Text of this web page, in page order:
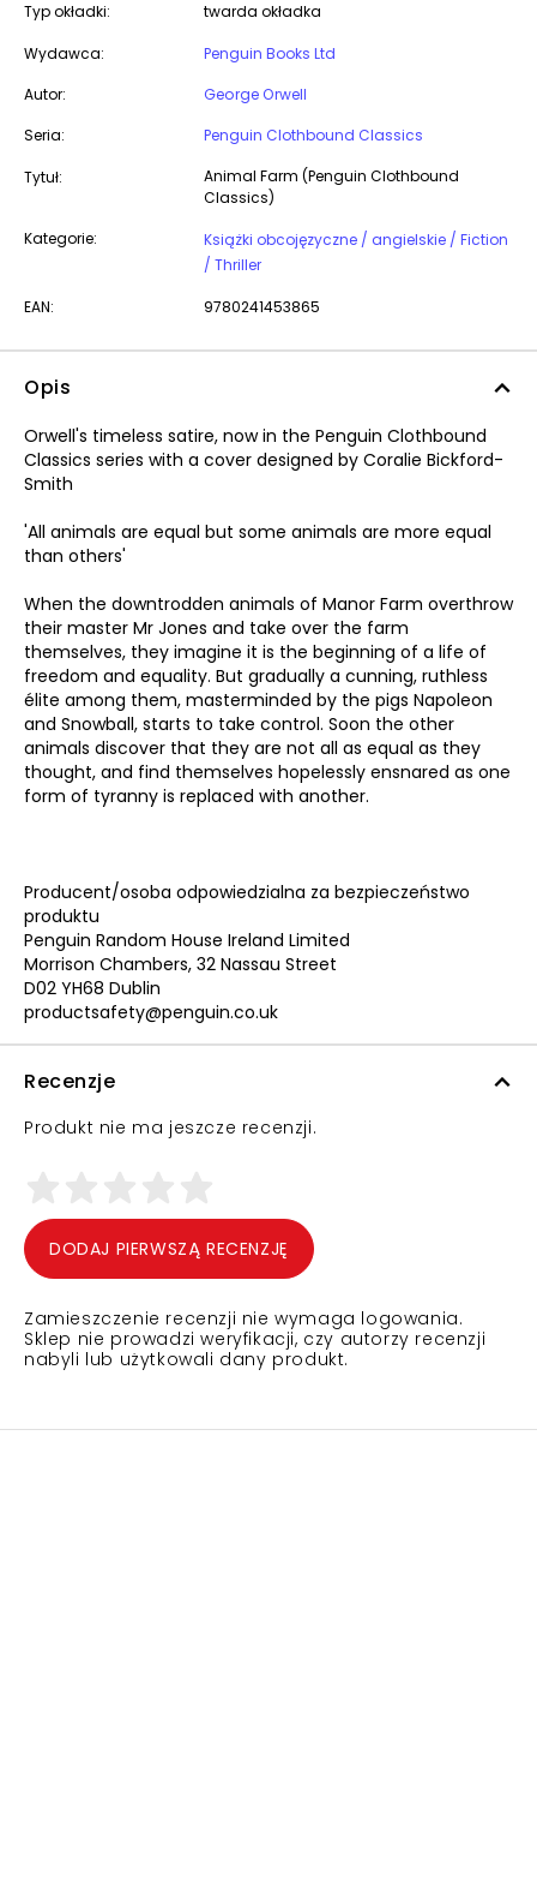
Typ okładki: twarda okładka
Wydawca:
Penguin Books Ltd
Autor:
George Orwell
Seria:
Penguin Clothbound Classics
Tytuł:
Animal Farm (Penguin Clothbound
Classics)
Kategorie:
Książki obcojęzyczne / angielskie / Fiction
/ Thriller
EAN: 9780241453865
Opis
Orwell's timeless satire, now in the Penguin Clothbound
Classics series with a cover designed by Coralie Bickford-
Smith
'All animals are equal but some animals are more equal
than others'
When the downtrodden animals of Manor Farm overthrow
their master Mr Jones and take over the farm
themselves, they imagine it is the beginning of a life of
freedom and equality. But gradually a cunning, ruthless
élite among them, masterminded by the pigs Napoleon
and Snowball, starts to take control. Soon the other
animals discover that they are not all as equal as they
thought, and find themselves hopelessly ensnared as one
form of tyranny is replaced with another.
Producent/osoba odpowiedzialna za bezpieczeństwo
produktu
Penguin Random House Ireland Limited
Morrison Chambers, 32 Nassau Street
D02 YH68 Dublin
productsafety@penguin.co.uk
Recenzje
Produkt nie ma jeszcze recenzji.
DODAJ PIERWSZĄ RECENZJĘ
Zamieszczenie recenzji nie wymaga logowania.
Sklep nie prowadzi weryfikacji, czy autorzy recenzji
nabyli lub użytkowali dany produkt.